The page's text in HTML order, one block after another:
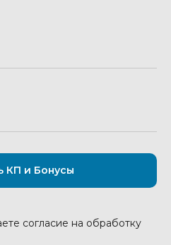
КП и Бонусы
согласие на обработку